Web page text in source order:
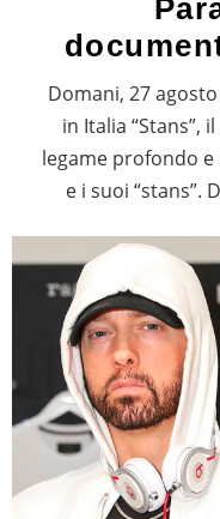
Domani, 27
in Italia “Stans”,
legame profondo
e i suoi “stans”.